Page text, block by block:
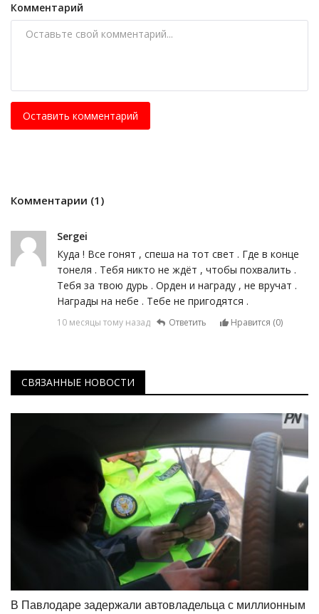
Комментарий
Оставить комментарий
Комментарии (1)
Sergei
Куда ! Все гонят , спеша на тот свет . Где в конце
тонеля . Тебя никто не ждёт , чтобы похвалить .
Тебя за твою дурь . Орден и награду , не вручат .
Награды на небе . Тебе не пригодятся .
10 месяцы тому назад Ответить Нравится (0)
СВЯЗАННЫЕ НОВОСТИ
В Павлодаре задержали автовладельца с миллионным